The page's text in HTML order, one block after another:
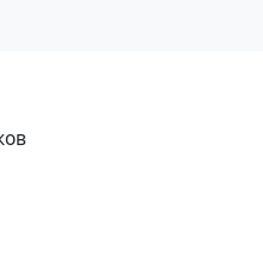
степени того,
установили взаимный
Hubzilla, жёлтый - часть
вас не добавили в